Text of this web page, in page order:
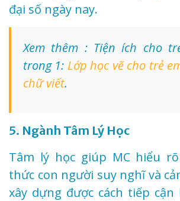
đại số ngày nay.
Xem thêm : Tiện ích cho
trong 1: Lớp học vẽ cho trẻ
chữ viết.
5. Ngành Tâm Lý Học
Tâm lý học giúp MC hiểu
thức con người suy nghĩ và
xây dựng được cách tiếp